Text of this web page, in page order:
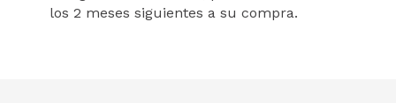
los 2 meses siguientes a su compra.